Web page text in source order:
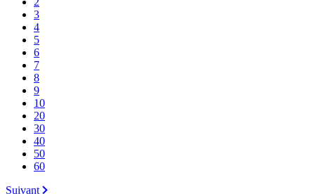
3
4
5
6
7
8
9
10
20
30
40
50
60
Suivant